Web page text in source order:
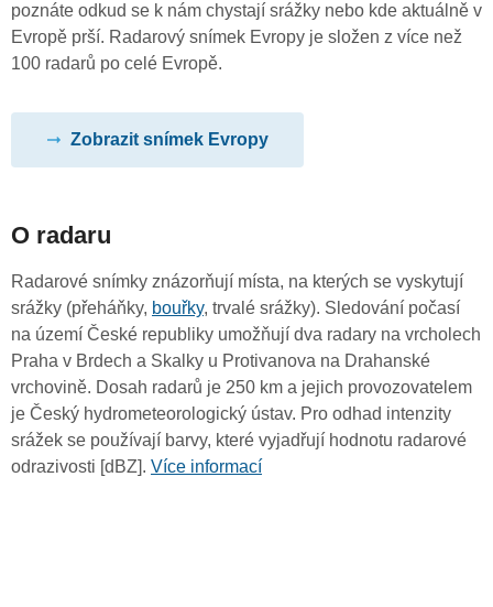
poznáte odkud se k nám chystají srážky nebo kde aktuálně v
Evropě prší. Radarový snímek Evropy je složen z více než
100 radarů po celé Evropě.
Zobrazit snímek Evropy
O radaru
Radarové snímky znázorňují místa, na kterých se vyskytují
srážky (přeháňky, bouřky, trvalé srážky). Sledování počasí
na území České republiky umožňují dva radary na vrcholech
Praha v Brdech a Skalky u Protivanova na Drahanské
vrchovině. Dosah radarů je 250 km a jejich provozovatelem
je Český hydrometeorologický ústav. Pro odhad intenzity
srážek se používají barvy, které vyjadřují hodnotu radarové
odrazivosti [dBZ]. Více informací